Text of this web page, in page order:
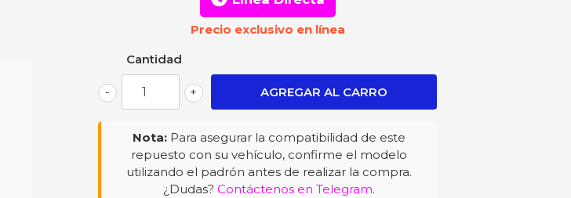
Precio exclusivo en línea
Cantidad
+
-
Nota: Para asegurar la compatibilidad de este
repuesto con su vehículo, confirme el modelo
utilizando el padrón antes de realizar la compra.
¿Dudas? Contáctenos en Telegram.